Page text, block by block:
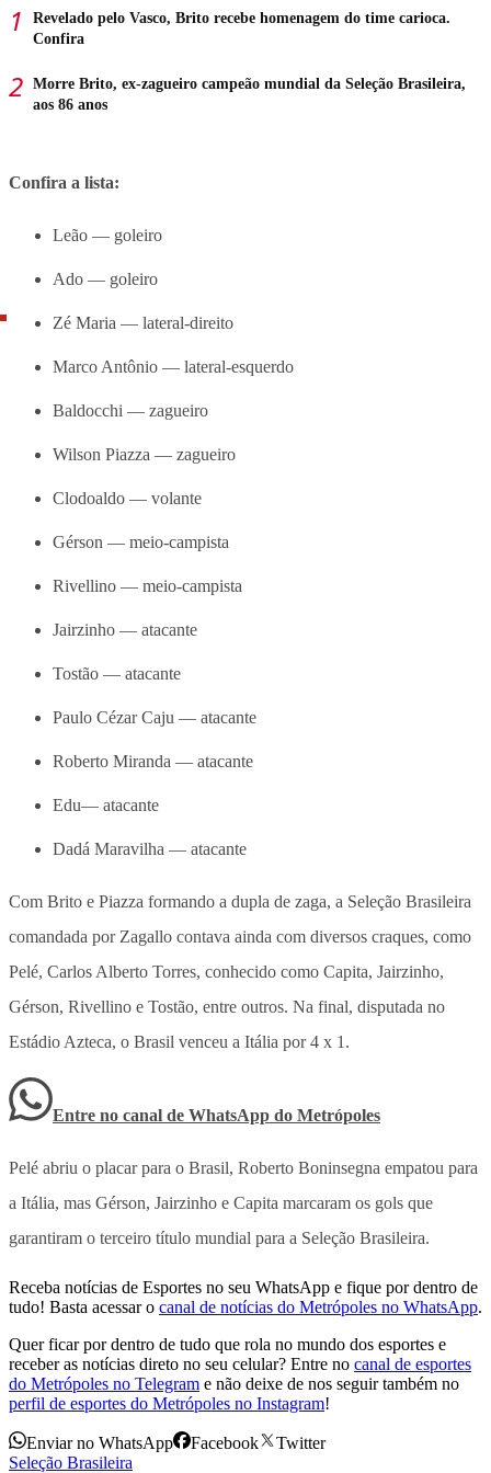
Revelado pelo Vasco, Brito recebe homenagem do time carioca.
Confira
Morre Brito, ex-zagueiro campeão mundial da Seleção Brasileira,
aos 86 anos
Confira a lista:
Leão — goleiro
Ado — goleiro
Zé Maria — lateral-direito
Marco Antônio — lateral-esquerdo
Baldocchi — zagueiro
Wilson Piazza — zagueiro
Clodoaldo — volante
Gérson — meio-campista
Rivellino — meio-campista
Jairzinho — atacante
Tostão — atacante
Paulo Cézar Caju — atacante
Roberto Miranda — atacante
Edu— atacante
Dadá Maravilha — atacante
Com Brito e Piazza formando a dupla de zaga, a Seleção Brasileira
comandada por Zagallo contava ainda com diversos craques, como
Pelé, Carlos Alberto Torres, conhecido como Capita, Jairzinho,
Gérson, Rivellino e Tostão, entre outros. Na final, disputada no
Estádio Azteca, o Brasil venceu a Itália por 4 x 1.
Entre no canal de WhatsApp do Metrópoles
Pelé abriu o placar para o Brasil, Roberto Boninsegna empatou para
a Itália, mas Gérson, Jairzinho e Capita marcaram os gols que
garantiram o terceiro título mundial para a Seleção Brasileira.
Receba notícias de Esportes no seu WhatsApp e fique por dentro de
tudo! Basta acessar o canal de notícias do Metrópoles no WhatsApp.
Quer ficar por dentro de tudo que rola no mundo dos esportes e
receber as notícias direto no seu celular? Entre no canal de esportes
do Metrópoles no Telegram e não deixe de nos seguir também no
perfil de esportes do Metrópoles no Instagram!
Enviar no WhatsApp Facebook
Twitter
Seleção Brasileira